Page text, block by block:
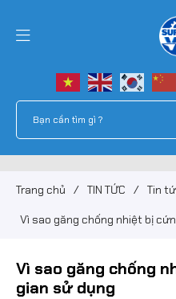
Trang chủ / TIN TỨC / Tin
Vì sao găng chống nhiệt bị
Vì sao găng chống
gian sử dụng